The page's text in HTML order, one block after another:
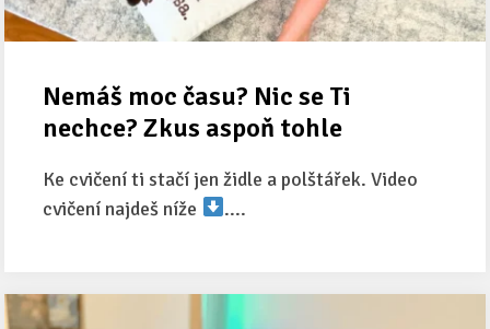
Nemáš moc času? Nic se Ti
nechce? Zkus aspoň tohle
Ke cvičení ti stačí jen židle a polštářek. Video
cvičení najdeš níže
....